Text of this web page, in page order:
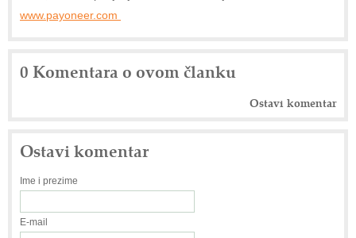
www.payoneer.com
0 Komentara o ovom članku
Ostavi komentar
Ostavi komentar
Ime i prezime
E-mail